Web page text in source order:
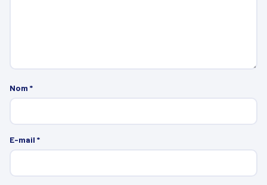
Nom *
E-mail *